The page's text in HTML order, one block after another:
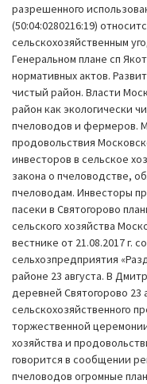
разрешенного
(50:04:0280216:19)
сельскохозяйственным
Генеральном плане сп
нормативных актов.
чистый район. Власти
район как экологически
пчеловодов и фермеров.
продовольствия
инвесторов в сельское
закона о пчеловодстве,
пчеловодам. Инвесторы
пасеки в Святогорово
сельского хозяйства
вестнике от 21.08.2017 г.
сельхозпредприятия
районе 23 августа. В
деревней Святогорово 23
сельскохозяйственного
торжественной
хозяйства и
говорится в сообщении
пчеловодов огромные